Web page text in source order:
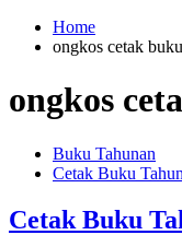
Home
ongkos cetak
ongkos
Buku Tahunan
Cetak Buku
Cetak Buku